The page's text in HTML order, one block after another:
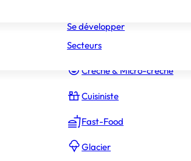
Constructeur Piscines & Spas
Crèche & Micro-crèche
Cuisiniste
Fast-Food
Glacier
Se développer
Secteurs